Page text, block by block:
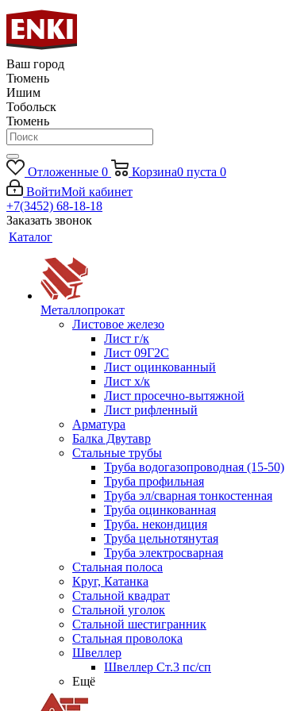
Ваш город
Тюмень
Ишим
Тобольск
Тюмень
Отложенные 0 Корзина0 пуста 0
ВойтиМой кабинет
+7(3452) 68-18-18
Заказать звонок
Каталог
Металлопрокат
Листовое железо
Лист г/к
Лист 09Г2С
Лист оцинкованный
Лист х/к
Лист просечно-вытяжной
Лист рифленный
Арматура
Балка Двутавр
Стальные трубы
Труба водогазопроводная (15-50)
Труба профильная
Труба эл/сварная тонкостенная
Труба оцинкованная
Труба. некондиция
Труба цельнотянутая
Труба электросварная
Стальная полоса
Круг, Катанка
Стальной квадрат
Стальной уголок
Стальной шестигранник
Стальная проволока
Швеллер
Швеллер Ст.3 пс/сп
Ещё